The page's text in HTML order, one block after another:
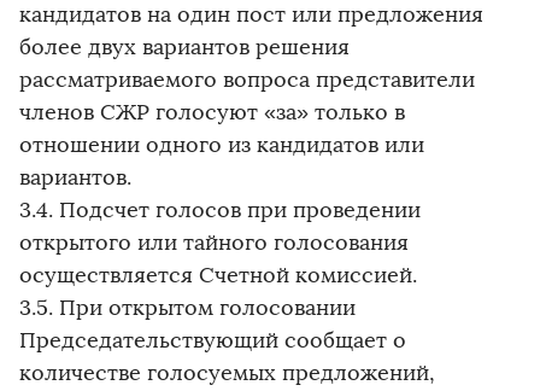
кандидатов на один пост или предложения
более двух вариантов решения
рассматриваемого вопроса представители
членов СЖР голосуют «за» только в
отношении одного из кандидатов или
вариантов.
3.4. Подсчет голосов при проведении
открытого или тайного голосования
осуществляется Счетной комиссией.
3.5. При открытом голосовании
Председательствующий сообщает о
количестве голосуемых предложений,